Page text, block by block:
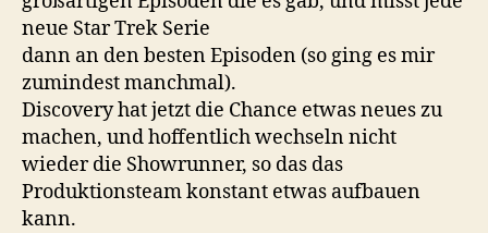
neue Star Trek Serie
dann an den besten Episoden (so ging es mir
zumindest manchmal).
Discovery hat jetzt die Chance etwas neues zu
machen, und hoffentlich wechseln nicht
wieder die Showrunner, so das das
Produktionsteam konstant etwas aufbauen
kann.